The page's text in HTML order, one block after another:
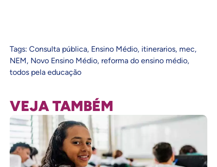
Tags: Consulta pública, Ensino Médio, itinerarios, mec,
NEM, Novo Ensino Médio, reforma do ensino médio,
todos pela educação
VEJA TAMBÉM